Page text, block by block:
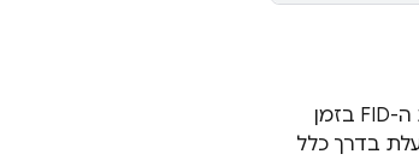
אחרי שההרשמה מסתיימת, מטרגטים מופעים של האפליקציה באמצעות ה-FID. כדי לקבל את ה-FID בזמן
בדרך כלל